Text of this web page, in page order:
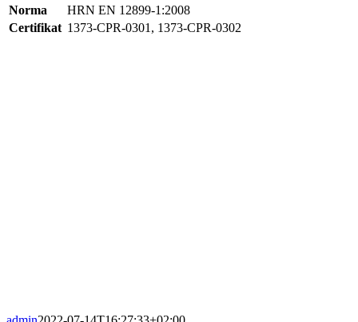
Norma
HRN EN 12899-1:2008
Certifikat 1373-CPR-0301, 1373-CPR-0302